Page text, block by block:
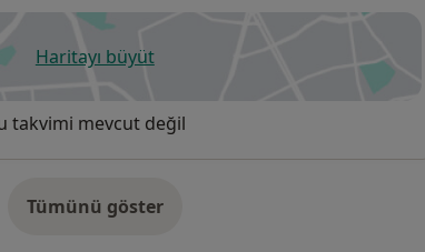
Haritayı büyüt
yeni bir sekmede açılır
takvimi mevcut değil
Tümünü göster
adres hakkında